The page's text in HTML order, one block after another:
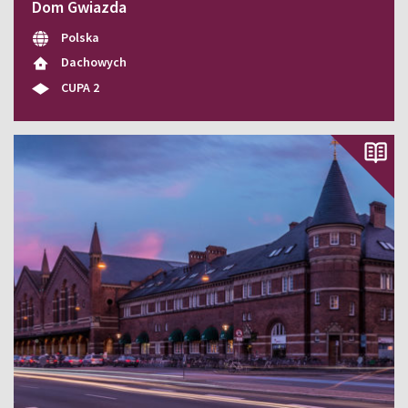
Dom Gwiazda
Polska
Dachowych
CUPA 2